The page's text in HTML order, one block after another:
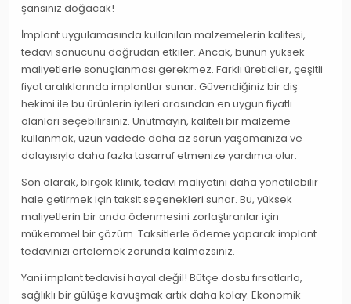
şansınız doğacak!
İmplant uygulamasında kullanılan malzemelerin kalitesi,
tedavi sonucunu doğrudan etkiler. Ancak, bunun yüksek
maliyetlerle sonuçlanması gerekmez. Farklı üreticiler, çeşitli
fiyat aralıklarında implantlar sunar. Güvendiğiniz bir diş
hekimi ile bu ürünlerin iyileri arasından en uygun fiyatlı
olanları seçebilirsiniz. Unutmayın, kaliteli bir malzeme
kullanmak, uzun vadede daha az sorun yaşamanıza ve
dolayısıyla daha fazla tasarruf etmenize yardımcı olur.
Son olarak, birçok klinik, tedavi maliyetini daha yönetilebilir
hale getirmek için taksit seçenekleri sunar. Bu, yüksek
maliyetlerin bir anda ödenmesini zorlaştıranlar için
mükemmel bir çözüm. Taksitlerle ödeme yaparak implant
tedavinizi ertelemek zorunda kalmazsınız.
Yani implant tedavisi hayal değil! Bütçe dostu fırsatlarla,
sağlıklı bir gülüşe kavuşmak artık daha kolay. Ekonomik